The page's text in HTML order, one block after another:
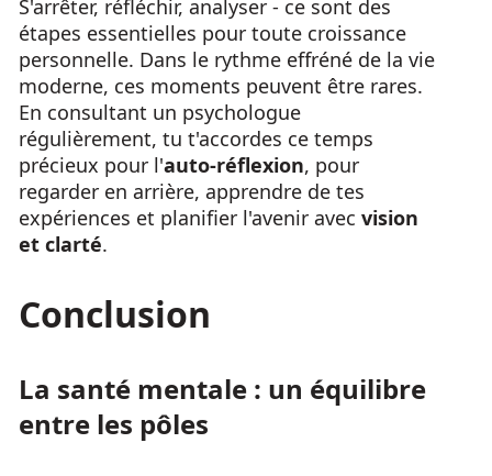
S'arrêter, réfléchir, analyser - ce sont des
étapes essentielles pour toute croissance
personnelle. Dans le rythme effréné de la vie
moderne, ces moments peuvent être rares.
En consultant un psychologue
régulièrement, tu t'accordes ce temps
précieux pour l'auto-réflexion, pour
regarder en arrière, apprendre de tes
expériences et planifier l'avenir avec vision
et clarté.
Conclusion
La santé mentale : un équilibre
entre les pôles